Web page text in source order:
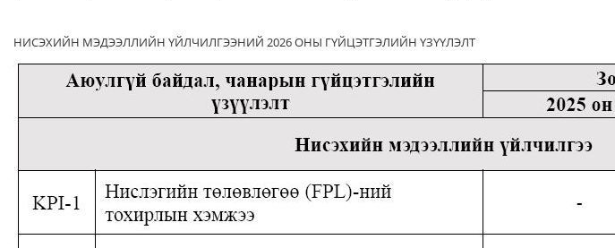
НИСЭХИЙН МЭДЭЭЛЛИЙН ҮЙЛЧИЛГЭЭНИЙ 2026 ОНЫ ГҮЙЦЭТГЭЛИЙН ҮЗҮҮЛЭЛТ